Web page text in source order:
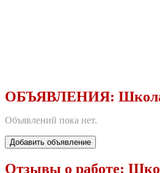
ОБЪЯВЛЕНИЯ:
Объявлений пока нет.
Добавить объявление
Отзывы о работе: